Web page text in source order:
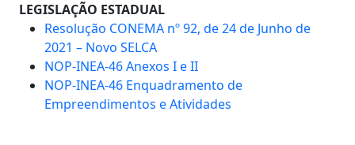
LEGISLAÇÃO ESTADUAL
Resolução CONEMA nº 92, de 24 de Junho de
2021 – Novo SELCA
NOP-INEA-46 Anexos I e II
NOP-INEA-46 Enquadramento de
Empreendimentos e Atividades